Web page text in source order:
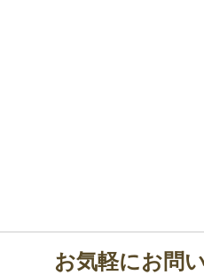
お気軽にお問